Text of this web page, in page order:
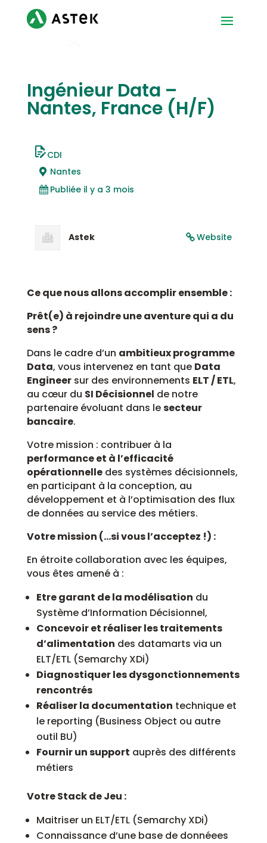
Ingénieur Data –
Nantes, France (H/F)
CDI
Nantes
Publiée il y a 3 mois
Website
Astek
Ce que nous allons accomplir ensemble :
Prêt(e) à rejoindre une aventure qui a du
sens ?
Dans le cadre d’un ambitieux programme
Data, vous intervenez en tant que Data
Engineersur des environnements ELT / ETL,
au cœur du SI Décisionnel de notre
partenaire évoluant dans lesecteur
bancaire.
Votre mission : contribuer à la
performance et à l’efficacité
opérationnelledes systèmes décisionnels,
en participant à la conception, au
développement et à l’optimisation des flux
de données au service des métiers.
Votre mission (…si vous l’acceptez !) :
En étroite collaboration avec les équipes,
vous êtes amené à :
Etre garant de la modélisation du
Système d’Information Décisionnel,
Concevoir et réaliser les traitements
d’alimentation des datamarts via un
ELT/ETL (Semarchy XDi)
Diagnostiquer les dysgonctionnements
rencontrés
Réaliser la documentation technique et
le reporting (Business Object ou autre
outil BU)
Fournir un support auprès des différents
métiers
Votre Stack de Jeu :
Maitriser un ELT/ETL (Semarchy XDi)
Connaissance d’une base de donnéees